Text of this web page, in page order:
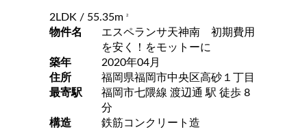
2LDK / 55.35m 2
物件名
エスペランサ天神南 初期費用
を安く！をモットーに
築年
2020年04月
住所
福岡県福岡市中央区高砂１丁目
最寄駅
福岡市七隈線 渡辺通 駅 徒歩 8
分
構造
鉄筋コンクリート造